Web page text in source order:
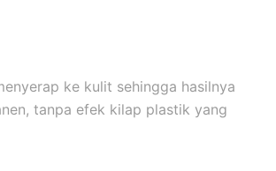
ke kulit sehingga hasilnya
tanpa efek kilap plastik yang